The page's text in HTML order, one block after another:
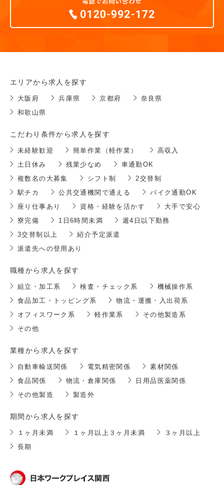
エリアから求人を探す
大阪府 兵庫県 京都府
奈良県
和歌山県
こだわり条件から求人を探す
未経験歓迎 簡単作業（軽作業）
高収入
土日休み
残業少なめ
車通勤OK
複数名の大募集
シフト制
2交替制
駅チカ
公共交通機関で通える
バイク通勤OK
座り仕事あり
資格・経験を活かす
大手で安心
寮完備
1日6時間未満
週4日以下勤務
3交替制以上
紹介予定派遣
派遣先への登用あり
職種から求人を探す
組立・加工系 検査・チェック系
機械操作系
食品加工・トッピング系
物流・運搬・入出荷系
オフィスワーク系
軽作業系
その他製造系
その他
業種から求人を探す
自動車輸送関係 電気精密関係
素材関係
食品関係
物流・倉庫関係
日用品医薬関係
その他製造
製造外
期間から求人を探す
１ヶ月未満 １ヶ月以上３ヶ月未満
３ヶ月以上
長期